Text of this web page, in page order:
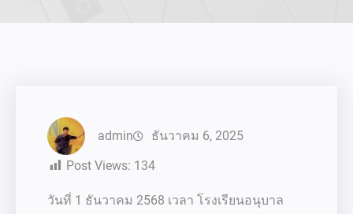
admin
ธันวาคม 6, 2025
Post Views: 134
วันที่ 1 ธันวาคม 2568 เวลา โรงเรียนอนุบาล